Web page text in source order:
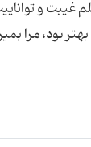
غیبت و
مرا بمیران.